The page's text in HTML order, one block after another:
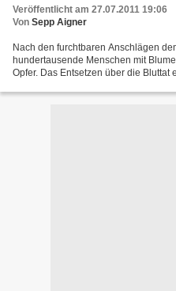
Veröffentlicht am 27.07.2011 19:06
Von Sepp Aigner
Nach den furchtbaren Anschlägen
hundertausende Menschen mit
Opfer. Das Entsetzen über die